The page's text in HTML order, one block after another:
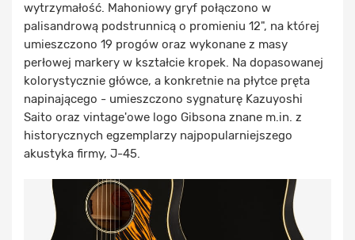
wytrzymałość. Mahoniowy gryf połączono w
palisandrową podstrunnicą o promieniu 12", na której
umieszczono 19 progów oraz wykonane z masy
perłowej markery w kształcie kropek. Na dopasowanej
kolorystycznie główce, a konkretnie na płytce pręta
napinającego - umieszczono sygnaturę Kazuyoshi
Saito oraz vintage'owe logo Gibsona znane m.in. z
historycznych egzemplarzy najpopularniejszego
akustyka firmy, J-45.